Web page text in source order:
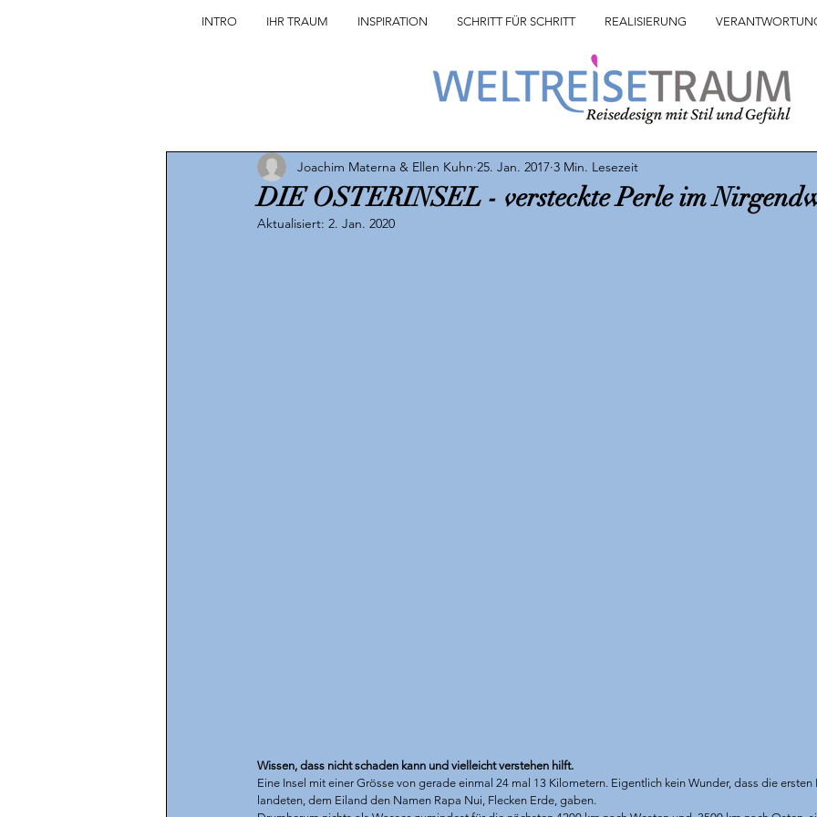
INTRO IHR TRAUM INSPIRATION SCHRITT FÜR SCHRITT REALISIERUNG
DIE OSTERINSEL - versteckte Perle im
Joachim Materna & Ellen Kuhn 25. Jan. 2017 3 Min. Lesezeit
Aktualisiert: 2. Jan. 2020
Wissen, dass nicht schaden kann und vielleicht verstehen hilft.
Eine Insel mit einer Grösse von gerade einmal 24 mal 13 Kilometern. Eigentlich kein Wunder, dass die ersten
landeten, dem Eiland den Namen Rapa Nui, Flecken Erde, gaben.